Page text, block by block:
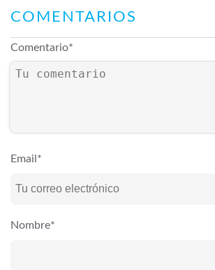
COMENTARIOS
Comentario*
Email *
Nombre*